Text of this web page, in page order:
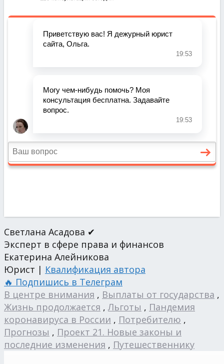
Светлана Асадова ✔
Эксперт в сфере права и финансов
Екатерина Алейникова
Юрист | Квалификация автора
🔥 Подпишись в Телеграм
В центре внимания , Выплаты от государства ,
Жизнь продолжается ,Льготы , Пандемия
коронавируса в России , Потребителю ,
Прогнозы , Проект 21. Новые законы и
последние изменения , Путешественнику